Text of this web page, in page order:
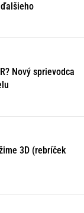
Nový sprievodca
3D (rebríček